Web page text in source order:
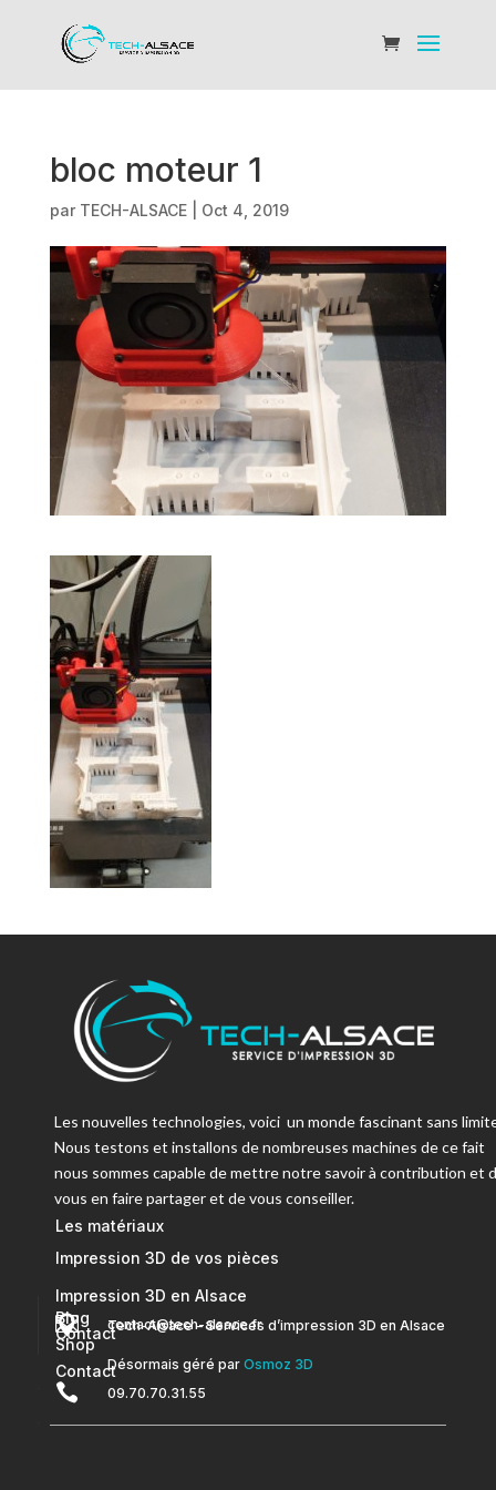
bloc moteur 1
par TECH-ALSACE| Oct 4, 2019
Les nouvelles technologies, voici un monde fascinant sans
Nous testons et installons de nombreuses machines de ce fait
nous sommes capable de mettre notre savoir à contribution et
vous en faire partager et de vous conseiller.
Les matériaux
Impression 3D de vos pièces
Impression 3D en Alsace
Contact
Blog
Shop
Contact
 contact@tech-alsace.fr
 Tech-Alsace – Services d’impression 3D en Alsace
Désormais géré par Osmoz 3D
 09.70.70.31.55